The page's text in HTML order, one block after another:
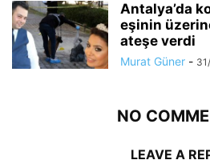
Antalya’da
eşinin
ateşe verdi
Murat Güner -
NO
LEAVE A